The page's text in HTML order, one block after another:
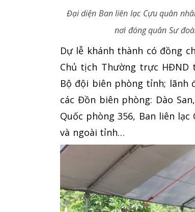
Đại diện Ban liên lạc Cựu quân
nơi đóng quân Sư
Dự lễ khánh thành có đồng
Chủ tịch Thường trực HĐND
Bộ đội biên phòng tỉnh; lãnh
các Đồn biên phòng: Dào
Quốc phòng 356, Ban liên
và ngoài tỉnh…